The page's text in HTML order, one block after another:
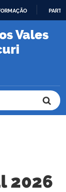
Vales
2026